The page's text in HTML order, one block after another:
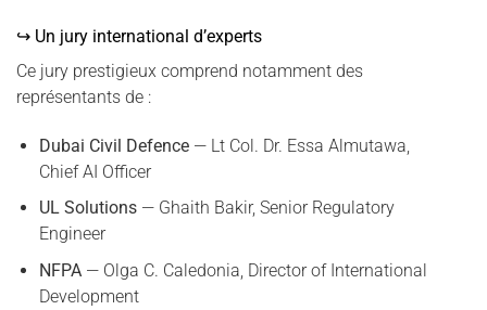
↪ Un jury international d’experts
Ce jury prestigieux comprend notamment des
représentants de :
Dubai Civil Defence— Lt Col. Dr. Essa Almutawa,
Chief AI Officer
UL Solutions— Ghaith Bakir, Senior Regulatory
Engineer
NFPA— Olga C. Caledonia, Director of International
Development